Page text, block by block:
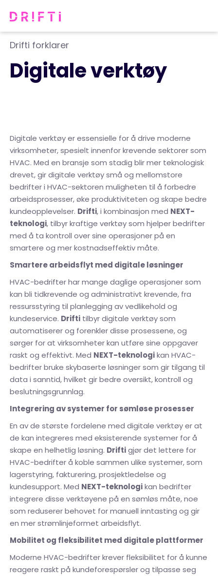
Drifti forklarer
Digitale verktøy
Digitale verktøy er essensielle for å drive moderne
virksomheter, spesielt innenfor krevende sektorer som
HVAC. Med en bransje som stadig blir mer teknologisk
drevet, gir digitale verktøy små og mellomstore
bedrifter i HVAC-sektoren muligheten til å forbedre
arbeidsprosesser, øke produktiviteten og skape bedre
kundeopplevelser. Drifti, i kombinasjon med NEXT-
teknologi, tilbyr kraftige verktøy som hjelper bedrifter
med å ta kontroll over sine operasjoner på en
smartere og mer kostnadseffektiv måte.
Smartere arbeidsflyt med digitale løsninger
HVAC-bedrifter har mange daglige operasjoner som
kan bli tidkrevende og administrativt krevende, fra
ressursstyring til planlegging av vedlikehold og
kundeservice. Drifti tilbyr digitale verktøy som
automatiserer og forenkler disse prosessene, og
sørger for at virksomheter kan utføre sine oppgaver
raskt og effektivt. Med NEXT-teknologikan HVAC-
bedrifter bruke skybaserte løsninger som gir tilgang til
data i sanntid, hvilket gir bedre oversikt, kontroll og
beslutningsgrunnlag.
Integrering av systemer for sømløse prosesser
En av de største fordelene med digitale verktøy er at
de kan integreres med eksisterende systemer for å
skape en helhetlig løsning. Driftigjør det lettere for
HVAC-bedrifter å koble sammen ulike systemer, som
lagerstyring, fakturering, prosjektledelse og
kundesupport. Med NEXT-teknologikan bedrifter
integrere disse verktøyene på en sømløs måte, noe
som reduserer behovet for manuell inntasting og gir
en mer strømlinjeformet arbeidsflyt.
Mobilitet og fleksibilitet med digitale plattformer
Moderne HVAC-bedrifter krever fleksibilitet for å kunne
reagere raskt på kundeforespørsler og tilpasse seg